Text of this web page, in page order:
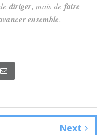
diriger, mais de faire
ensemble.
Next